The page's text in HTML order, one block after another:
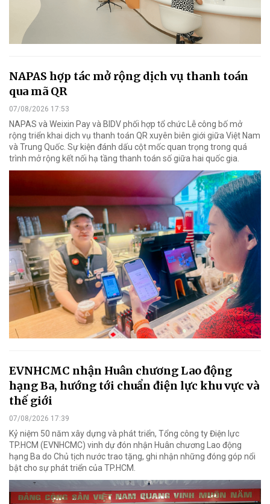
NAPAS hợp tác mở rộng dịch vụ thanh toán
qua mã QR
07/08/2026 17:53
NAPAS và Weixin Pay và BIDV phối hợp tổ chức Lễ công bố mở
rộng triển khai dịch vụ thanh toán QR xuyên biên giới giữa Việt Nam
và Trung Quốc. Sự kiện đánh dấu cột mốc quan trọng trong quá
trình mở rộng kết nối hạ tầng thanh toán số giữa hai quốc gia.
EVNHCMC nhận Huân chương Lao động
hạng Ba, hướng tới chuẩn điện lực khu vực và
thế giới
07/08/2026 17:39
Kỷ niệm 50 năm xây dựng và phát triển, Tổng công ty Điện lực
TP.HCM (EVNHCMC) vinh dự đón nhận Huân chương Lao động
hạng Ba do Chủ tịch nước trao tặng, ghi nhận những đóng góp nổi
bật cho sự phát triển của TP.HCM.